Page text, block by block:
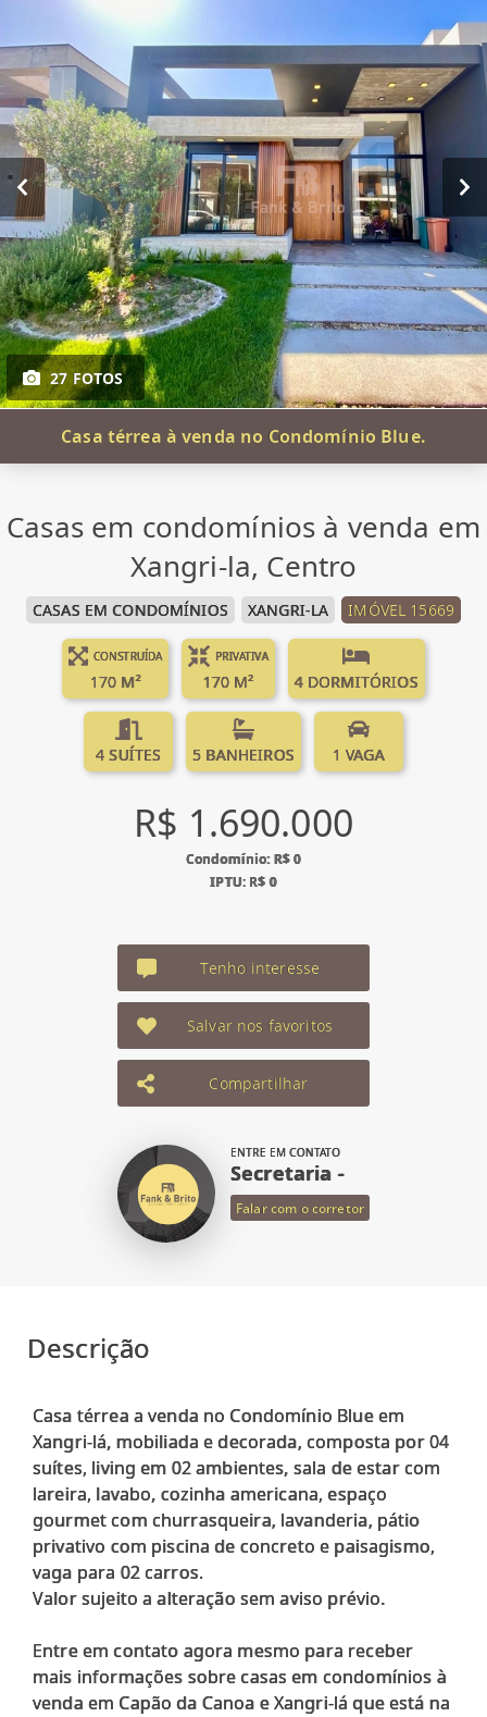
27 FOTOS
Casa térrea à venda no Condomínio Blue.
Casas em condomínios à venda em
Xangri-la, Centro
CASAS EM CONDOMÍNIOS XANGRI-LA IMÓVEL 15669
CONSTRUÍDA
170 M²
PRIVATIVA
170 M² 4 DORMITÓRIOS
4 SUÍTES 5 BANHEIROS 1 VAGA
R$ 1.690.000
Condomínio: R$ 0
IPTU: R$ 0
Tenho interesse
Salvar nos favoritos
Compartilhar
ENTRE EM CONTATO
Secretaria -
Falar com o corretor
Descrição
Casa térrea a venda no Condomínio Blue em
Xangri-lá, mobiliada e decorada, composta por 04
suítes, living em 02 ambientes, sala de estar com
lareira, lavabo, cozinha americana, espaço
gourmet com churrasqueira, lavanderia, pátio
privativo com piscina de concreto e paisagismo,
vaga para 02 carros.
Valor sujeito a alteração sem aviso prévio.
Entre em contato agora mesmo para receber
mais informações sobre casas em condomínios à
venda em Capão da Canoa e Xangri-lá que está na